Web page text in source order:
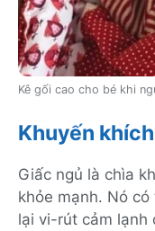
Kê gối cao cho bé khi
Khuyến
Giấc ngủ là chìa
khỏe mạnh. Nó
lại vi-rút cảm lạnh